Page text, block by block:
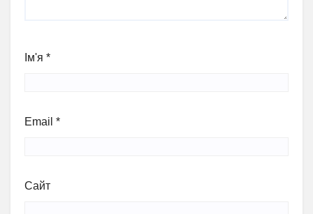
Ім'я *
Email *
Сайт